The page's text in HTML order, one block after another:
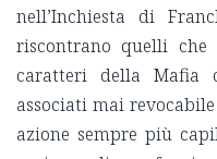
nell’Inchiesta di
riscontrano quelli
caratteri della Mafia
associati mai
azione sempre più